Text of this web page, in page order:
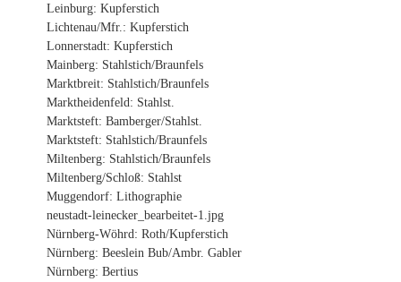
Leinburg: Kupferstich
Lichtenau/Mfr.: Kupferstich
Lonnerstadt: Kupferstich
Mainberg: Stahlstich/Braunfels
Marktbreit: Stahlstich/Braunfels
Marktheidenfeld: Stahlst.
Marktsteft: Bamberger/Stahlst.
Marktsteft: Stahlstich/Braunfels
Miltenberg: Stahlstich/Braunfels
Miltenberg/Schloß: Stahlst
Muggendorf: Lithographie
neustadt-leinecker_bearbeitet-1.jpg
Nürnberg-Wöhrd: Roth/Kupferstich
Nürnberg: Beeslein Bub/Ambr. Gabler
Nürnberg: Bertius